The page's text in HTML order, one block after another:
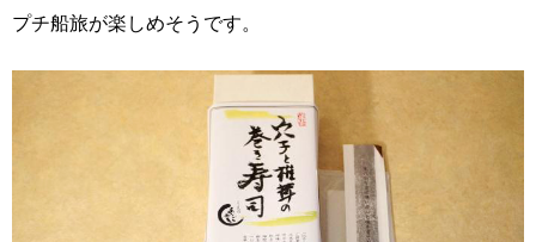
プチ船旅が楽しめそうです。